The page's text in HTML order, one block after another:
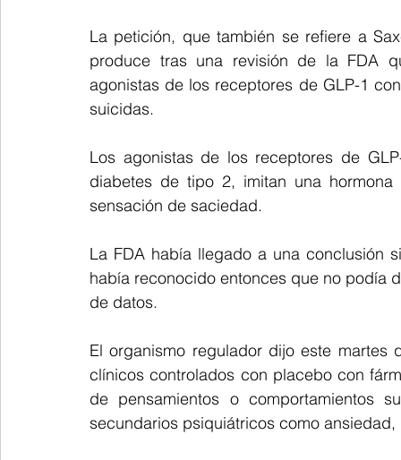
La petición, que también se refiere a Saxenda, ‌el adelgazante más antiguo
produce tras ​una revisión de la FDA
agonistas de los receptores de GLP-1
suicidas.
Los agonistas de los receptores de
diabetes de tipo 2, imitan una
sensación de saciedad.
La FDA había llegado a una conclusión
había reconocido entonces que no podía
⁠de datos.
El organismo regulador dijo este martes
clínicos controlados con placebo con
de pensamientos o comportamientos
secundarios psiquiátricos como